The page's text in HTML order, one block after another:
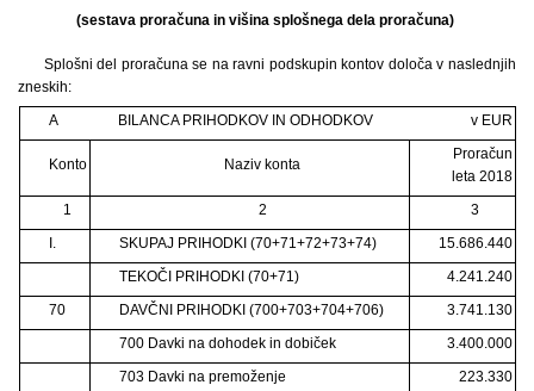
(sestava proračuna in višina splošnega dela proračuna)
Splošni del proračuna se na ravni podskupin kontov določa v naslednjih
zneskih:
A
BILANCA PRIHODKOV IN ODHODKOV v EUR
Konto Naziv konta
Proračun
leta 2018
1
2
3
I.
SKUPAJ PRIHODKI (70+71+72+73+74)
15.686.440
TEKOČI PRIHODKI (70+71)
4.241.240
70
DAVČNI PRIHODKI (700+703+704+706)
3.741.130
700 Davki na dohodek in dobiček
3.400.000
703 Davki na premoženje
223.330